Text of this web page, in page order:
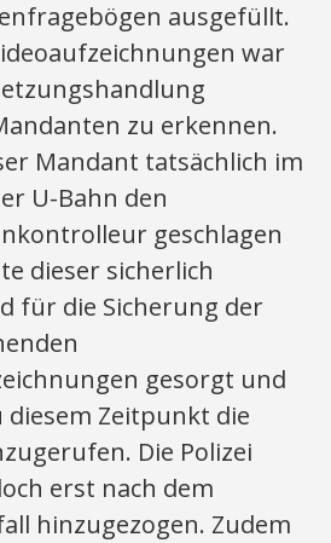
ausgefüllt.
war
zu erkennen.
Mandant tatsächlich im
U-Bahn den
geschlagen
dieser sicherlich
für die Sicherung der
gesorgt und
diesem Zeitpunkt die
Die Polizei
erst nach dem
hinzugezogen. Zudem